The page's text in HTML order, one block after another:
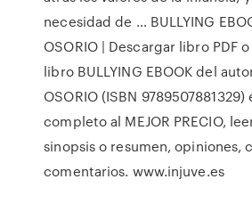
necesidad de … BULLYING
OSORIO | Descargar libro PDF
libro BULLYING EBOOK del
OSORIO (ISBN 9789507881329)
completo al MEJOR PRECIO,
sinopsis o resumen, opiniones,
comentarios. www.injuve.es